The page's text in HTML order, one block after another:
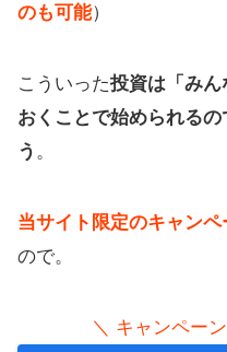
のも可能）
こういった投資は「みん
おくことで始められる
う 。
当サイト限定のキャン
ので。
＼ キャンペー